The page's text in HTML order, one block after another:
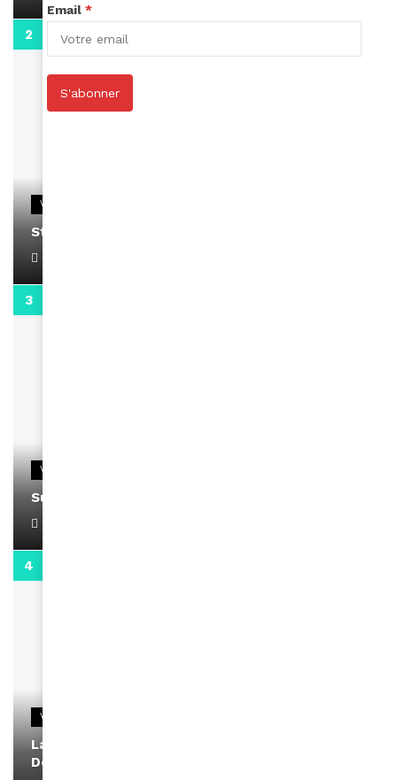
VIDEOS
Stacy passe un message
VIDEOS
Support Black Business Wee-kend
VIDEOS
La rubrique santé speciale coronavirus du
Docteur Makanda
Email *
S'abonner